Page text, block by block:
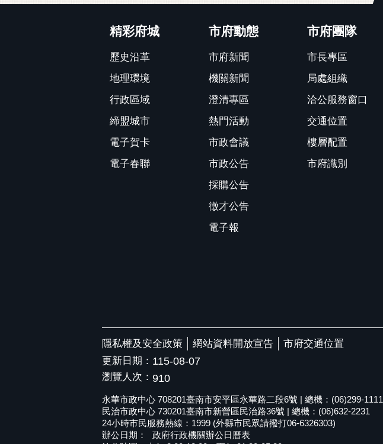
精彩府城
歷史沿革
地理環境
行政區域
締盟城市
電子賀卡
電子春聯
市府動態
市府新聞
機關新聞
澄清專區
熱門活動
市政會議
市政公告
採購公告
徵才公告
電子報
市府團隊
市長專區
局處組織
洽公服務窗口
交通位置
樓層配置
市府識別
隱私權及安全政策 網站資料開放宣告
市府交通位置
更新日期： 115-08-07
瀏覽人次： 910
永華市政中心 708201臺南市安平區永華路二段6號 | 總機：(06)299-1111
民治市政中心 730201臺南市新營區民治路36號 | 總機：(06)632-2231
24小時市民服務熱線：1999 (外縣市民眾請撥打06-6326303)
辦公日期：
政府行政機關辦公日曆表